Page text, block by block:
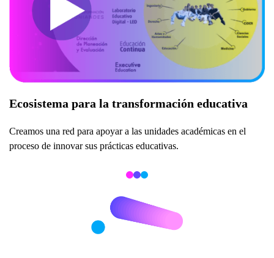
Ecosistema para la transformación educativa
Creamos una red para apoyar a las unidades académicas en el
proceso de innovar sus prácticas educativas.